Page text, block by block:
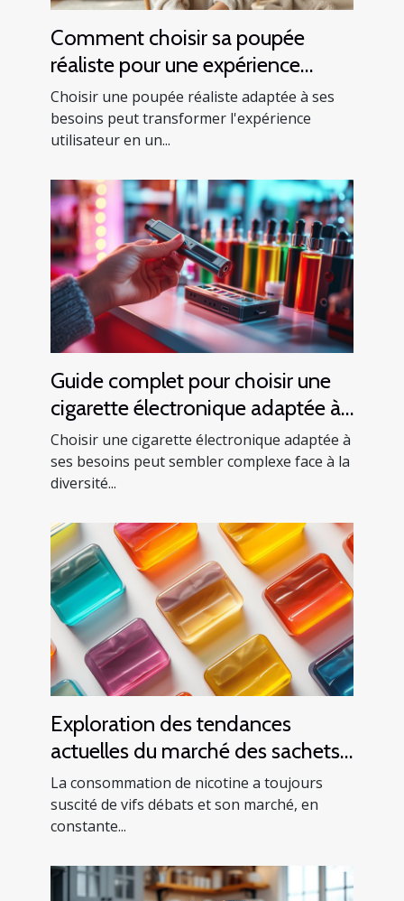
Comment choisir sa poupée
réaliste pour une expérience
optimale ?
Choisir une poupée réaliste adaptée à ses
besoins peut transformer l'expérience
utilisateur en un...
Guide complet pour choisir une
cigarette électronique adaptée à
vos besoins
Choisir une cigarette électronique adaptée à
ses besoins peut sembler complexe face à la
diversité...
Exploration des tendances
actuelles du marché des sachets
de nicotine en Europe
La consommation de nicotine a toujours
suscité de vifs débats et son marché, en
constante...